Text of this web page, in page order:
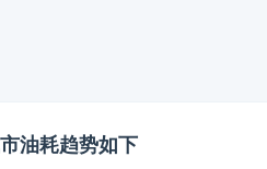
油耗趋势如下